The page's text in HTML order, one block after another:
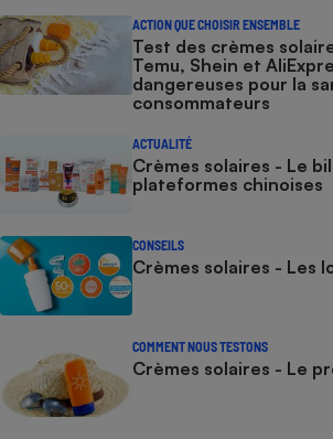
ACTION QUE CHOISIR ENSEMBLE
Test des crèmes
Temu, Shein et
dangereuses pour la
consommateurs
ACTUALITÉ
Crèmes solaires - Le
plateformes chinoises
CONSEILS
Crèmes solaires - Les
COMMENT NOUS TESTONS
Crèmes solaires - Le